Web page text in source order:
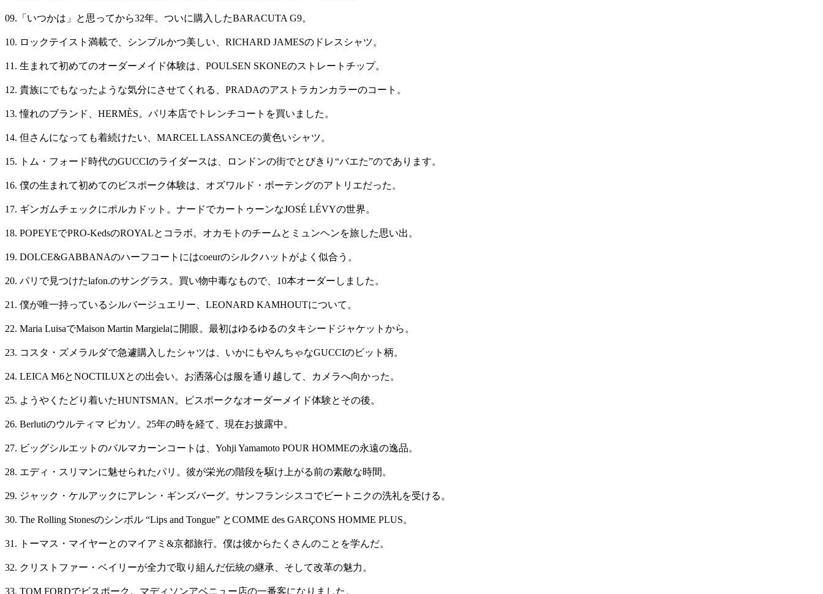
09.「いつかは」と思ってから32年。ついに購入したBARACUTA G9。
10. ロックテイスト満載で、シンプルかつ美しい、RICHARD JAMESのドレスシャツ。
11. 生まれて初めてのオーダーメイド体験は、POULSEN SKONEのストレートチップ。
12. 貴族にでもなったような気分にさせてくれる、PRADAのアストラカンカラーのコート。
13. 憧れのブランド、HERMÈS。パリ本店でトレンチコートを買いました。
14. 但さんになっても着続けたい、MARCEL LASSANCEの黄色いシャツ。
15. トム・フォード時代のGUCCIのライダースは、ロンドンの街でとびきり“バエた”のであります。
16. 僕の生まれて初めてのビスポーク体験は、オズワルド・ボーテングのアトリエだった。
17. ギンガムチェックにポルカドット。ナードでカートゥーンなJOSÉ LÉVYの世界。
18. POPEYEでPRO-KedsのROYALとコラボ。オカモトのチームとミュンヘンを旅した思い出。
19. DOLCE&GABBANAのハーフコートにはcoeurのシルクハットがよく似合う。
20. パリで見つけたlafon.のサングラス。買い物中毒なもので、10本オーダーしました。
21. 僕が唯一持っているシルバージュエリー、LEONARD KAMHOUTについて。
22. Maria LuisaでMaison Martin Margielaに開眼。最初はゆるゆるのタキシードジャケットから。
23. コスタ・ズメラルダで急遽購入したシャツは、いかにもやんちゃなGUCCIのビット柄。
24. LEICA M6とNOCTILUXとの出会い。お洒落心は服を通り越して、カメラへ向かった。
25. ようやくたどり着いたHUNTSMAN。ビスポークなオーダーメイド体験とその後。
26. Berlutiのウルティマ ピカソ。25年の時を経て、現在お披露中。
27. ビッグシルエットのバルマカーンコートは、Yohji Yamamoto POUR HOMMEの永遠の逸品。
28. エディ・スリマンに魅せられたパリ。彼が栄光の階段を駆け上がる前の素敵な時間。
29. ジャック・ケルアックにアレン・ギンズバーグ。サンフランシスコでビートニクの洗礼を受ける。
30. The Rolling Stonesのシンボル “Lips and Tongue” とCOMME des GARÇONS HOMME PLUS。
31. トーマス・マイヤーとのマイアミ&京都旅行。僕は彼からたくさんのことを学んだ。
32. クリストファー・ベイリーが全力で取り組んだ伝統の継承、そして改革の魅力。
33. TOM FORDでビスポーク。マディソンアベニュー店の一番客になりました。